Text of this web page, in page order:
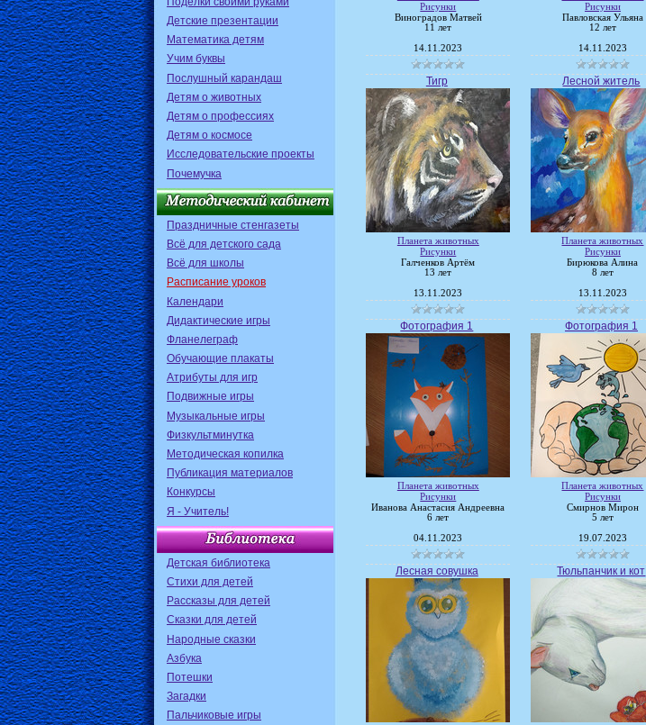
Детские презентации
Математика детям
Учим буквы
Послушный карандаш
Детям о животных
Детям о профессиях
Детям о космосе
Исследовательские проекты
Почемучка
Праздничные стенгазеты
Всё для детского сада
Всё для школы
Расписание уроков
Календари
Дидактические игры
Фланелеграф
Обучающие плакаты
Атрибуты для игр
Подвижные игры
Музыкальные игры
Физкультминутка
Методическая копилка
Публикация материалов
Конкурсы
Я - Учитель!
Детская библиотека
Стихи для детей
Рассказы для детей
Сказки для детей
Народные сказки
Азбука
Потешки
Загадки
Пальчиковые игры
Рисунки
Виноградов Матвей
11 лет
14.11.2023
Рисунки
Павловская Ульяна
12 лет
14.11.2023
Тигр
Планета животных
Рисунки
Галченков Артём
13 лет
13.11.2023
Лесной житель
Планета животных
Рисунки
Бирюкова Алина
8 лет
13.11.2023
Фотография 1
Планета животных
Рисунки
Иванова Анастасия Андреевна
6 лет
04.11.2023
Фотография 1
Планета животных
Рисунки
Смирнов Мирон
5 лет
19.07.2023
Лесная совушка Тюльпанчик и кот